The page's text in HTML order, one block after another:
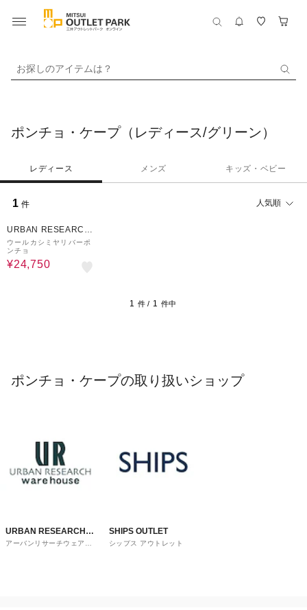
お探しのアイテムは？
ポンチョ・ケープ（レディース/グリーン）
レディース メンズ キッズ・ベビー
1 件 人気順
URBAN RESEARCH
ware house
ウールカシミヤリバーポ
ンチョ
¥24,750
1 件 / 1 件中
ポンチョ・ケープの取り扱いショップ
URBAN RESEARCH
ware house
アーバンリサーチウェアハ
SHIPS OUTLET
シップス アウトレット